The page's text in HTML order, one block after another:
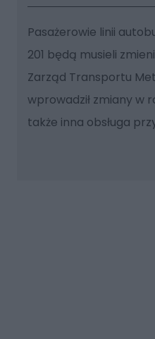
Pasażerowie linii
201 będą musieli
Zarząd Transportu
wprowadził zmiany w
także inna obsługa